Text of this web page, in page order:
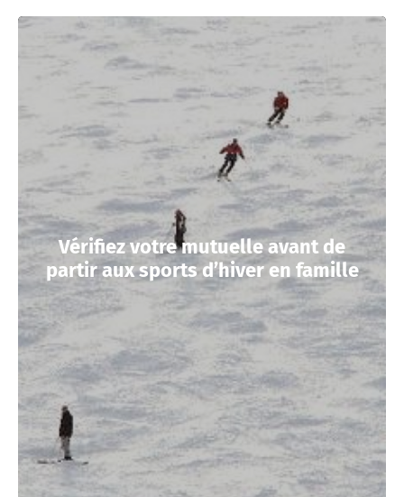
Vérifiez votre mutuelle avant de
partir aux sports d’hiver en famille